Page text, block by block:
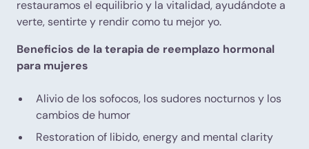
restauramos el equilibrio y la vitalidad, ayudándote a
verte, sentirte y rendir como tu mejor yo.
Beneficios de la terapia de reemplazo hormonal
para mujeres
Alivio de los sofocos, los sudores nocturnos y los
cambios de humor
Restoration of libido, energy and mental clarity